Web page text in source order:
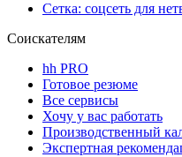
Сетка: соцсеть для
Соискателям
hh PRO
Готовое резюме
Все сервисы
Хочу у вас работать
Производственный
Экспертная